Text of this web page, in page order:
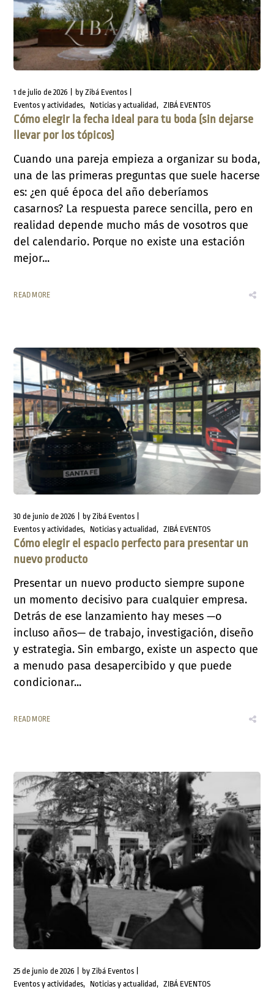
1 de julio de 2026 byZibá Eventos
Eventos y actividades
Noticias y actualidad ZIBÁ EVENTOS
Cómo elegir la fecha ideal para tu boda (sin dejarse
llevar por los tópicos)
Cuando una pareja empieza a organizar su boda,
una de las primeras preguntas que suele hacerse
es: ¿en qué época del año deberíamos
casarnos? La respuesta parece sencilla, pero en
realidad depende mucho más de vosotros que
del calendario. Porque no existe una estación
mejor...
READ MORE
30 de junio de 2026 byZibá Eventos
Eventos y actividades
Noticias y actualidad ZIBÁ EVENTOS
Cómo elegir el espacio perfecto para presentar un
nuevo producto
Presentar un nuevo producto siempre supone
un momento decisivo para cualquier empresa.
Detrás de ese lanzamiento hay meses —o
incluso años— de trabajo, investigación, diseño
y estrategia. Sin embargo, existe un aspecto que
a menudo pasa desapercibido y que puede
condicionar...
READ MORE
25 de junio de 2026 byZibá Eventos
Eventos y actividades
Noticias y actualidad ZIBÁ EVENTOS